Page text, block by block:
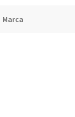
Marca